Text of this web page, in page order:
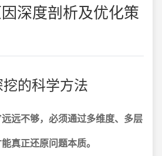
深度剖析及优化策
的科学方法
远不够，必须通过多维度、多层
真正还原问题本质。